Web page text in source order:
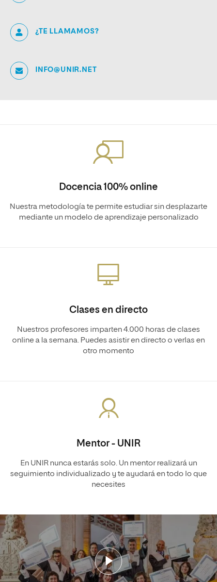
¿TE LLAMAMOS?
INFO@UNIR.NET
Docencia 100% online
Nuestra metodología te permite estudiar sin desplazarte
mediante un modelo de aprendizaje personalizado
Clases en directo
Nuestros profesores imparten 4.000 horas de clases
online a la semana. Puedes asistir en directo o verlas en
otro momento
Mentor - UNIR
En UNIR nunca estarás solo. Un mentor realizará un
seguimiento individualizado y te ayudará en todo lo que
necesites